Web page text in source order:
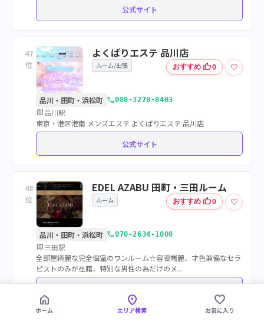
公式サイト
47
位
よくばりエステ 品川店
ルーム/出張 おすすめ thumb_up0 ♡
品川・田町・浜松町 call080-3278-8403
map品川駅
東京・港区港南 メンズエステ よくばりエステ 品川店
公式サイト
48
位
EDEL AZABU 田町・三田ルーム
ルーム おすすめ thumb_up0 ♡
品川・田町・浜松町 call070-2634-1000
map三田駅
全部屋綺麗な完全個室のワンルーム☆容姿端麗、才色兼備なセラ
ピストのみが在籍、特別な男性の為だけのメ...
home
ホーム
location_on
エリア検索
favorite
お気に入り